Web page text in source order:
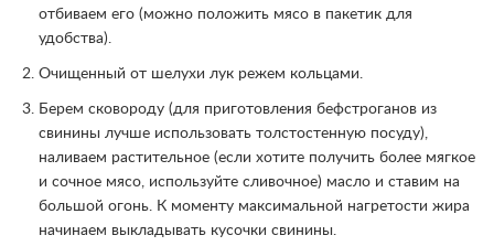
отбиваем его (можно положить мясо в пакетик для
удобства).
Очищенный от шелухи лук режем кольцами.
Берем сковороду (для приготовления бефстроганов из
свинины лучше использовать толстостенную посуду),
наливаем растительное (если хотите получить более мягкое
и сочное мясо, используйте сливочное) масло и ставим на
большой огонь. К моменту максимальной нагретости жира
начинаем выкладывать кусочки свинины.